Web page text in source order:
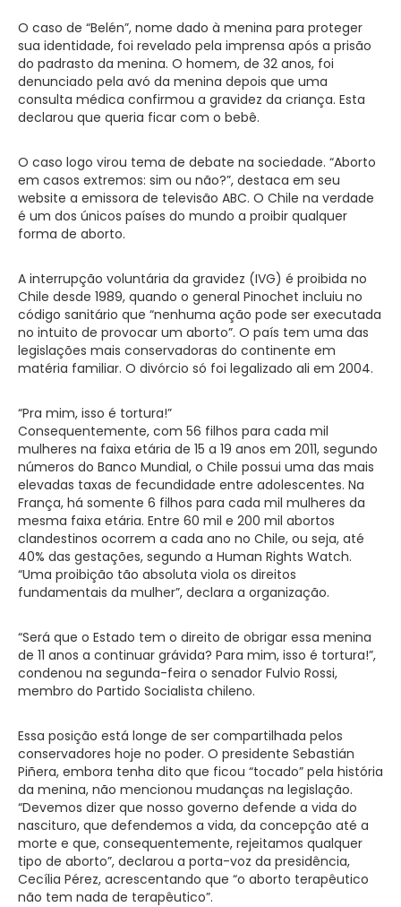
O caso de “Belén”, nome dado à menina para proteger
sua identidade, foi revelado pela imprensa após a prisão
do padrasto da menina. O homem, de 32 anos, foi
denunciado pela avó da menina depois que uma
consulta médica confirmou a gravidez da criança. Esta
declarou que queria ficar com o bebê.
O caso logo virou tema de debate na sociedade. “Aborto
em casos extremos: sim ou não?”, destaca em seu
website a emissora de televisão ABC. O Chile na verdade
é um dos únicos países do mundo a proibir qualquer
forma de aborto.
A interrupção voluntária da gravidez (IVG) é proibida no
Chile desde 1989, quando o general Pinochet incluiu no
código sanitário que “nenhuma ação pode ser executada
no intuito de provocar um aborto”. O país tem uma das
legislações mais conservadoras do continente em
matéria familiar. O divórcio só foi legalizado ali em 2004.
“Pra mim, isso é tortura!”
Consequentemente, com 56 filhos para cada mil
mulheres na faixa etária de 15 a 19 anos em 2011, segundo
números do Banco Mundial, o Chile possui uma das mais
elevadas taxas de fecundidade entre adolescentes. Na
França, há somente 6 filhos para cada mil mulheres da
mesma faixa etária. Entre 60 mil e 200 mil abortos
clandestinos ocorrem a cada ano no Chile, ou seja, até
40% das gestações, segundo a Human Rights Watch.
“Uma proibição tão absoluta viola os direitos
fundamentais da mulher”, declara a organização.
“Será que o Estado tem o direito de obrigar essa menina
de 11 anos a continuar grávida? Para mim, isso é tortura!”,
condenou na segunda-feira o senador Fulvio Rossi,
membro do Partido Socialista chileno.
Essa posição está longe de ser compartilhada pelos
conservadores hoje no poder. O presidente Sebastián
Piñera, embora tenha dito que ficou “tocado” pela história
da menina, não mencionou mudanças na legislação.
“Devemos dizer que nosso governo defende a vida do
nascituro, que defendemos a vida, da concepção até a
morte e que, consequentemente, rejeitamos qualquer
tipo de aborto”, declarou a porta-voz da presidência,
Cecília Pérez, acrescentando que “o aborto terapêutico
não tem nada de terapêutico”.